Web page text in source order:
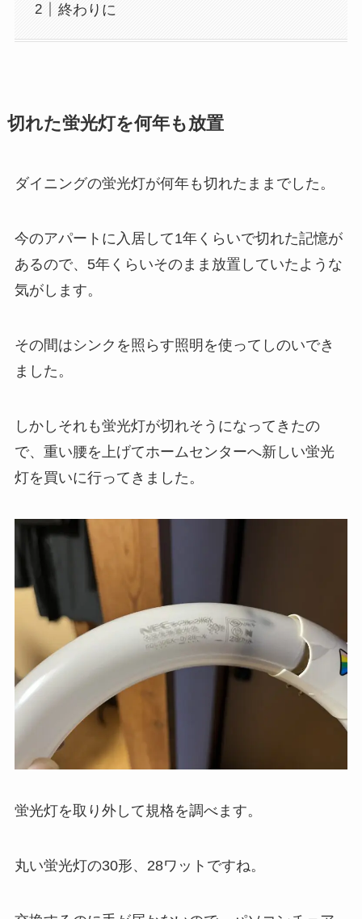
終わりに
切れた蛍光灯を何年も放置
ダイニングの蛍光灯が何年も切れたままでした。
今のアパートに入居して1年くらいで切れた記憶が
あるので、5年くらいそのまま放置していたような
気がします。
その間はシンクを照らす照明を使ってしのいでき
ました。
しかしそれも蛍光灯が切れそうになってきたの
で、重い腰を上げてホームセンターへ新しい蛍光
灯を買いに行ってきました。
蛍光灯を取り外して規格を調べます。
丸い蛍光灯の30形、28ワットですね。